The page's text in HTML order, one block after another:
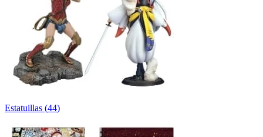
Estatuillas (44)